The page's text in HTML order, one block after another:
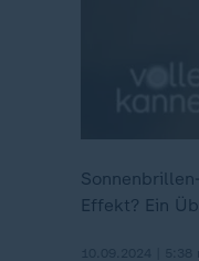
Effekt? Ein